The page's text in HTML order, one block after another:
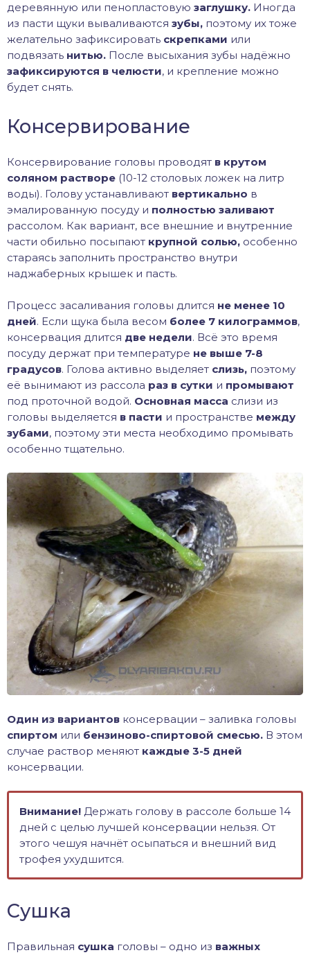
деревянную или пенопластовую заглушку. Иногда
из пасти щуки вываливаются зубы, поэтому их тоже
желательно зафиксировать скрепками или
подвязать нитью. После высыхания зубы надёжно
зафиксируются в челюсти, и крепление можно
будет снять.
Консервирование
Консервирование головы проводят в крутом
соляном растворе (10-12 столовых ложек на литр
воды). Голову устанавливают вертикально в
эмалированную посуду и полностью заливают
рассолом. Как вариант, все внешние и внутренние
части обильно посыпают крупной солью, особенно
стараясь заполнить пространство внутри
наджаберных крышек и пасть.
Процесс засаливания головы длится не менее 10
дней. Если щука была весом более 7 килограммов,
консервация длится две недели. Всё это время
посуду держат при температуре не выше 7-8
градусов. Голова активно выделяет слизь, поэтому
её вынимают из рассола раз в сутки и промывают
под проточной водой. Основная масса слизи из
головы выделяется в пасти и пространстве между
зубами, поэтому эти места необходимо промывать
особенно тщательно.
Один из вариантов консервации – заливка головы
спиртом или бензиново-спиртовой смесью. В этом
случае раствор меняют каждые 3-5 дней
консервации.
Внимание! Держать голову в рассоле больше 14
дней с целью лучшей консервации нельзя. От
этого чешуя начнёт осыпаться и внешний вид
трофея ухудшится.
Сушка
Правильная сушка головы – одно из важных